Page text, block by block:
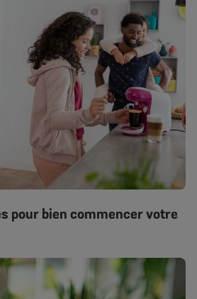
pour bien commencer votre